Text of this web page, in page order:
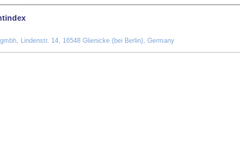
Lindenstr. 14, 16548 Glienicke (bei Berlin), Germany